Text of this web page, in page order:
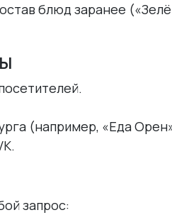
блюд заранее
(например, «Еда
запрос: